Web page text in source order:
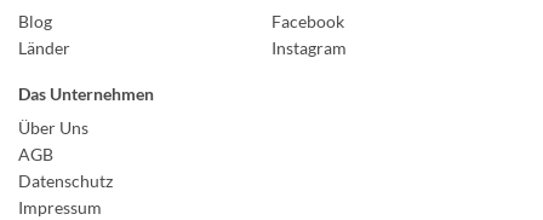
Blog
Länder
Facebook
Instagram
Das Unternehmen
Über Uns
AGB
Datenschutz
Impressum